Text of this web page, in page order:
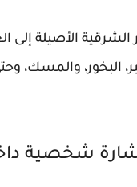
الأصيلة إلى
البخور، والمسك،
شخصية